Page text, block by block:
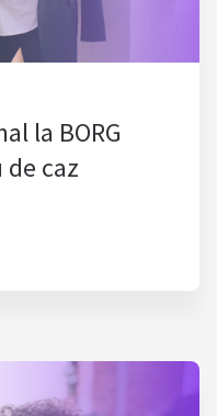
la BORG
caz